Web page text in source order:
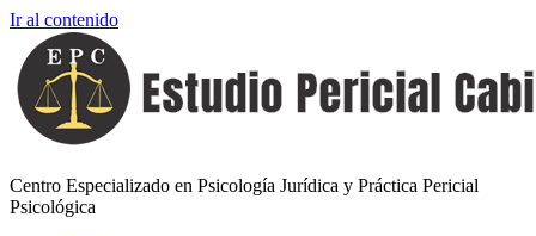
Ir al contenido
Centro Especializado en Psicología Jurídica y Práctica Pericial
Psicológica